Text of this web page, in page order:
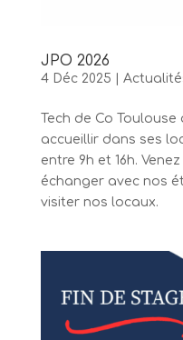
JPO 2026
4 Déc 2025
Tech de Co
accueillir dans ses
entre 9h et 16h.
échanger avec nos
visiter nos locaux.